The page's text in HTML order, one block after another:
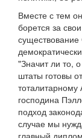
Вместе с тем
борется за
"Значит ли то,
штаты готовы
господина
подход
случае мы